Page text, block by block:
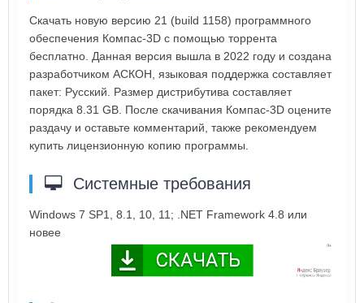
Скачать новую версию 21 (build 1158) программного
обеспечения Компас-3D с помощью торрента
бесплатно. Данная версия вышла в 2022 году и создана
разработчиком АСКОН, языковая поддержка составляет
пакет: Русский. Размер дистрибутива составляет
порядка 8.31 GB. После скачивания Компас-3D оцените
раздачу и оставьте комментарий, также рекомендуем
купить лицензионную копию программы.
Системные требования
Windows 7 SP1, 8.1, 10, 11; .NET Framework 4.8 или
новее